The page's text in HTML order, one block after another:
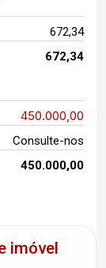
672,34
672,34
450.000,00
Consulte-nos
450.000,00
imóvel